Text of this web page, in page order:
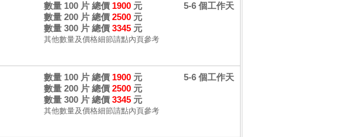
數量 100 片 總價 1900元
數量 200 片 總價 2500元
數量 300 片 總價 3345元
其他數量及價格細節請點內頁參考
5-6 個工作天
數量 100 片 總價 1900元
數量 200 片 總價 2500元
數量 300 片 總價 3345元
其他數量及價格細節請點內頁參考
5-6 個工作天